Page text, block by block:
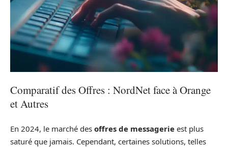
Comparatif des Offres : NordNet face à Orange
et Autres
En 2024, le marché des offres de messagerie est plus
saturé que jamais. Cependant, certaines solutions, telles